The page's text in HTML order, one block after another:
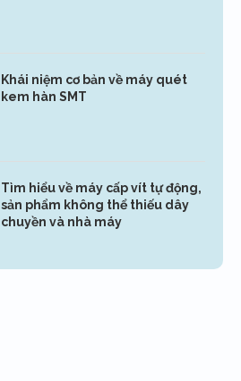
Khái niệm cơ bản về máy quét
kem hàn SMT
Tìm hiểu về máy cấp vít tự động,
sản phẩm không thể thiếu dây
chuyền và nhà máy